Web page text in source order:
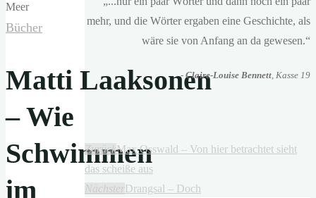
Bücher
Matti Laaksonen
– Wie
Schwimmen
im
mehr, und die Wörter ergaben eine Geschichte, als
wäre sie von Anfang an da gewesen.“
- Claire-Louise Bennett, Kasse 19
ZurückMax Osswald – Von hier betrachtet sieht
das scheiße aus
NächsterDrangsal – Doch